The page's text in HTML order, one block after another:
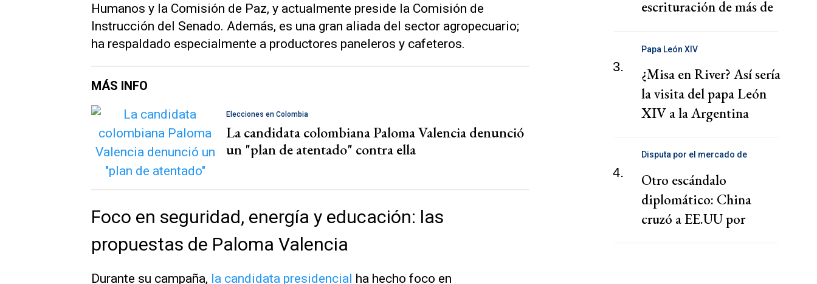
Humanos y la Comisión de Paz, y actualmente preside la Comisión de
Instrucción del Senado. Además, es una gran aliada del sector agropecuario;
ha respaldado especialmente a productores paneleros y cafeteros.
MÁS INFO
Elecciones en Colombia
La candidata colombiana Paloma Valencia denunció
un "plan de atentado" contra ella
Foco en seguridad, energía y educación: las
propuestas de Paloma Valencia
Durante su campaña, la candidata presidencial ha hecho foco en
escrituración de más de
3.
Papa León XIV
¿Misa en River? Así sería
la visita del papa León
XIV a la Argentina
4.
Disputa por el mercado de
Otro escándalo
diplomático: China
cruzó a EE.UU por